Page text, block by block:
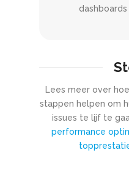
Lees meer over
stappen helpen om
issues te lijf te
performance